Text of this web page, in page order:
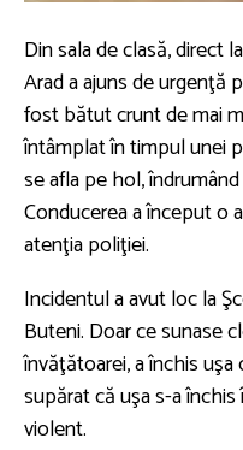
Din sala de clasă, direct
Arad a ajuns de urgenţă
fost bătut crunt de mai
întâmplat în timpul unei
se afla pe hol,
Conducerea a început o
atenţia poliţiei.
Incidentul a avut loc la
Buteni. Doar ce sunase
învăţătoarei, a închis
supărat că uşa s-a
violent.